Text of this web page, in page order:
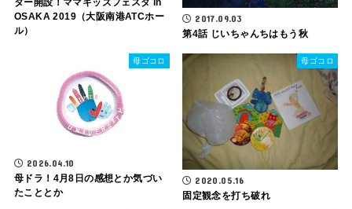
OSAKA 2019（大阪南港ATCホー
ル）
2017.09.03
第4話 じいちゃんちはもう秋
母ゴコロ
2026.04.10
母ドラ！4月8日の感想とか気づい
たこととか
母ゴコロ
2020.05.16
固定観念を打ち破れ